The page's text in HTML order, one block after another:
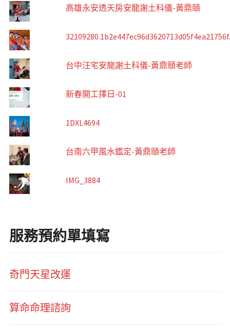
高雄永安透天房安龍謝土科儀-黃鼎頤
台中汪宅安龍謝土科儀-黃鼎頤老師
新春開工擇日-01
1DXL4694
台南六甲風水鑑定-黃鼎頤老師
IMG_3884
服務預約單填寫
奇門天星改運
算命命理諮詢